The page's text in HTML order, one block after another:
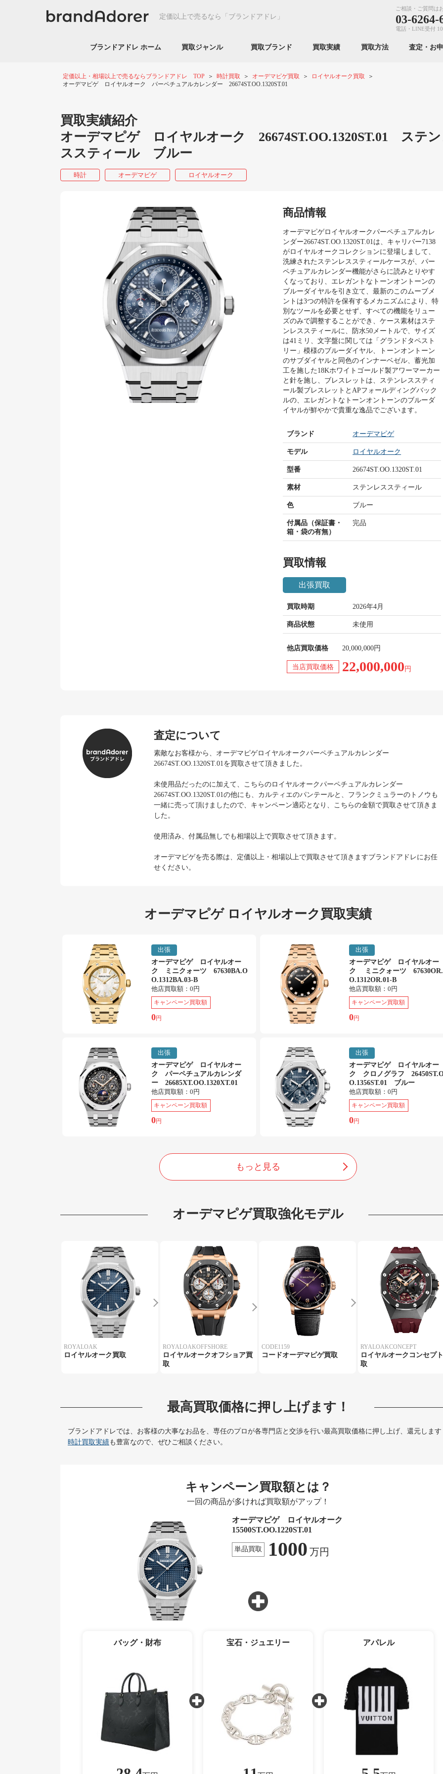
定価以上で売るなら 「ブランドアドレ」
ご相談・ご質問は
03-6264-
電話・LINE受付
ブランドアドレ ホーム 買取ジャンル 買取ブランド 買取実績 買取方法 査定・お
定価以上・相場以上で売るならブランドアドレ TOP 時計買取 オーデマピゲ買取
ロイヤルオーク買取
オーデマピゲ ロイヤルオーク パーペチュアルカレンダー 26674ST.OO.1320ST.01
買取実績紹介
オーデマピゲ ロイヤルオーク 26674ST.OO.1320ST.01 ステ
ススティール ブルー
時計 オーデマピゲ ロイヤルオーク
商品情報
オーデマピゲロイヤルオークパーペチュアルカレ
ンダー26674ST.OO.1320ST.01は、キャリバー7138
がロイヤルオークコレクションに登場しまして、
洗練されたステンレススティールケースが、パー
ペチュアルカレンダー機能がさらに読みとりやす
くなっており、エレガントなトーンオントーンの
ブルーダイヤルを引き立て、最新のこのムーブメ
ントは3つの特許を保有するメカニズムにより、特
別なツールを必要とせず、すべての機能をリュー
ズのみで調整することができ、ケース素材はステ
ンレススティールに、防水50メートルで、サイズ
は41ミリ、文字盤に関しては「グランドタペスト
リー」模様のブルーダイヤル、トーンオントーン
のサブダイヤルと同色のインナーベゼル、蓄光加
工を施した18Kホワイトゴールド製アワーマーカー
と針を施し、ブレスレットは、ステンレススティ
ール製ブレスレットとAPフォールディングバック
ルの、エレガントなトーンオントーンのブルーダ
イヤルが鮮やかで貴重な逸品でございます。
ブランド オーデマピゲ
モデル ロイヤルオーク
型番 26674ST.OO.1320ST.01
素材 ステンレススティール
色 ブルー
付属品（保証書・
箱・袋の有無）
完品
買取情報
出張買取
買取時期 2026年4月
商品状態 未使用
他店買取価格 20,000,000円
当店買取価格 22,000,000 円
査定について
素敵なお客様から、オーデマピゲロイヤルオークパーペチュアルカレンダー
26674ST.OO.1320ST.01を買取させて頂きました。
未使用品だったのに加えて、こちらのロイヤルオークパーペチュアルカレンダー
26674ST.OO.1320ST.01の他にも、カルティエのパンテールと、フランクミュラーのトノウも
一緒に売って頂けましたので、キャンペーン適応となり、こちらの金額で買取させて頂きま
した。
使用済み、付属品無しでも相場以上で買取させて頂きます。
オーデマピゲを売る際は、定価以上・相場以上で買取させて頂きますブランドアドレにお任
せください。
オーデマピゲ ロイヤルオーク買取実績
出張
オーデマピゲ ロイヤルオー
ク ミニクォーツ 67630BA.O
O.1312BA.03-B
他店買取額： 0円
キャンペーン買取額
0円
出張
オーデマピゲ ロイヤルオー
ク ミニクォーツ
O.1312OR.01-B
他店買取額： 0円
キャンペーン買取額
0円
出張
オーデマピゲ ロイヤルオー
ク パーペチュアルカレンダ
ー 26685XT.OO.1320XT.01
他店買取額： 0円
キャンペーン買取額
0円
出張
オーデマピゲ ロイヤルオー
ク クロノグラフ
O.1356ST.01 ブルー
他店買取額： 0円
キャンペーン買取額
0円
もっと見る
オーデマピゲ買取強化モデル
ROYALOAK
ロイヤルオーク買取
ROYALOAKOFFSHORE
ロイヤルオークオフショア買
取
CODE1159
コードオーデマピゲ買取
RYALOAKCONCEPT
ロイヤルオークコンセプ
取
最高買取価格に押し上げます！
ブランドアドレでは、お客様の大事なお品を、専任のプロが各専門店と交渉を行い最高買取価格に押し上げ、還元します
時計買取実績も豊富なので、ぜひご相談ください。
キャンペーン買取額とは？
一回の商品が多ければ買取額がアップ！
オーデマピゲ ロイヤルオーク
15500ST.OO.1220ST.01
単品買取 1000 万円
バッグ・財布 宝石・ジュエリー アパレル